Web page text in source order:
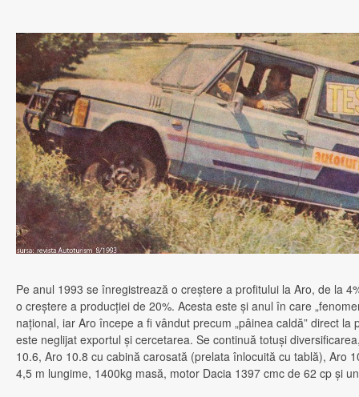
Pe anul 1993 se înregistrează o creştere a profitului la Aro, de la
o creştere a producţiei de 20%. Acesta este şi anul în care
naţional, iar Aro începe a fi vândut precum „pâinea caldă” direct
este neglijat exportul şi cercetarea. Se continuă totuşi
10.6, Aro 10.8 cu cabină carosată (prelata înlocuită cu tablă), Aro
4,5 m lungime, 1400kg masă, motor Dacia 1397 cmc de 62 cp şi